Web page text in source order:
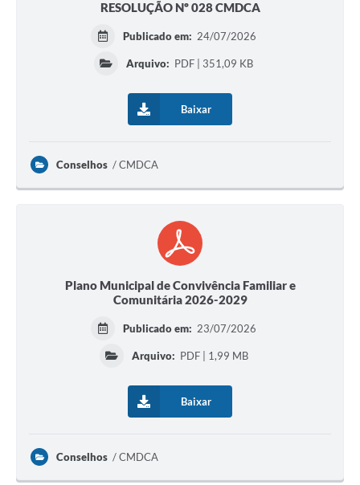
RESOLUÇÃO Nº 028 CMDCA
Publicado em: 24/07/2026
Arquivo: PDF | 351,09 KB
Baixar
Conselhos CMDCA
Plano Municipal de Convivência Familiar e
Comunitária 2026-2029
Publicado em: 23/07/2026
Arquivo: PDF | 1,99 MB
Baixar
Conselhos CMDCA